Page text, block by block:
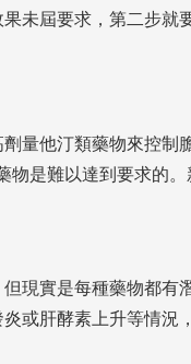
未屆要求，第二步就
量他汀類藥物來控
是難以達到要求的
現實是每種藥物都
或肝酵素上升等情